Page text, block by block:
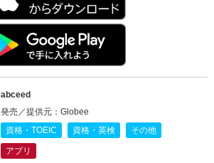
abceed
発売／提供元：Globee
資格・TOEIC
資格・英検 その他
アプリ